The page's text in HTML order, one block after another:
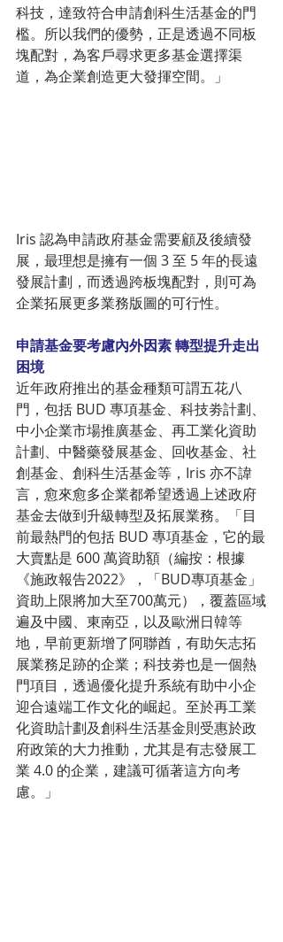
科技，達致符合申請創科生活基金的門
檻。所以我們的優勢，正是透過不同板
塊配對，為客戶尋求更多基金選擇渠
道，為企業創造更大發揮空間。」
Iris 認為申請政府基金需要顧及後續發
展，最理想是擁有一個 3 至 5 年的長遠
發展計劃，而透過跨板塊配對，則可為
企業拓展更多業務版圖的可行性。
申請基金要考慮內外因素 轉型提升走出
困境
近年政府推出的基金種類可謂五花八
門，包括 BUD 專項基金、科技劵計劃、
中小企業市場推廣基金、再工業化資助
計劃、中醫藥發展基金、回收基金、社
創基金、創科生活基金等，Iris 亦不諱
言，愈來愈多企業都希望透過上述政府
基金去做到升級轉型及拓展業務。「目
前最熱門的包括 BUD 專項基金，它的最
大賣點是 600 萬資助額（編按：根據
《施政報告2022》，「BUD專項基金」
資助上限將加大至700萬元），覆蓋區域
遍及中國、東南亞，以及歐洲日韓等
地，早前更新增了阿聯酋，有助矢志拓
展業務足跡的企業；科技劵也是一個熱
門項目，透過優化提升系統有助中小企
迎合遠端工作文化的崛起。至於再工業
化資助計劃及創科生活基金則受惠於政
府政策的大力推動，尤其是有志發展工
業 4.0 的企業，建議可循著這方向考
慮。」